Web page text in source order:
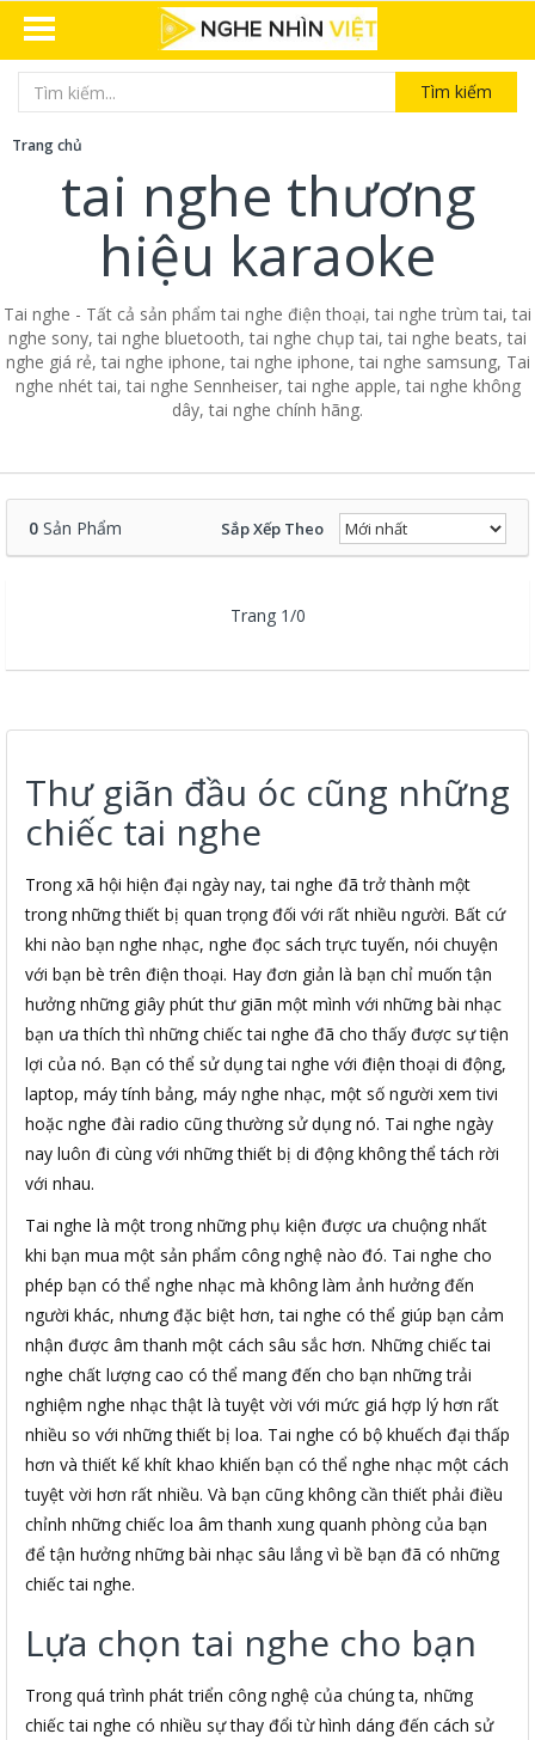
Tìm kiếm
Trang chủ
tai nghe thương
hiệu karaoke
Tai nghe - Tất cả sản phẩm tai nghe điện thoại, tai nghe trùm tai, tai
nghe sony, tai nghe bluetooth, tai nghe chụp tai, tai nghe beats, tai
nghe giá rẻ, tai nghe iphone, tai nghe iphone, tai nghe samsung, Tai
nghe nhét tai, tai nghe Sennheiser, tai nghe apple, tai nghe không
dây, tai nghe chính hãng.
0 Sản Phẩm Sắp Xếp Theo
Trang 1/0
Thư giãn đầu óc cũng những
chiếc tai nghe
Trong xã hội hiện đại ngày nay, tai nghe đã trở thành một
trong những thiết bị quan trọng đối với rất nhiều người. Bất cứ
khi nào bạn nghe nhạc, nghe đọc sách trực tuyến, nói chuyện
với bạn bè trên điện thoại. Hay đơn giản là bạn chỉ muốn tận
hưởng những giây phút thư giãn một mình với những bài nhạc
bạn ưa thích thì những chiếc tai nghe đã cho thấy được sự tiện
lợi của nó. Bạn có thể sử dụng tai nghe với điện thoại di động,
laptop, máy tính bảng, máy nghe nhạc, một số người xem tivi
hoặc nghe đài radio cũng thường sử dụng nó. Tai nghe ngày
nay luôn đi cùng với những thiết bị di động không thể tách rời
với nhau.
Tai nghe là một trong những phụ kiện được ưa chuộng nhất
khi bạn mua một sản phẩm công nghệ nào đó. Tai nghe cho
phép bạn có thể nghe nhạc mà không làm ảnh hưởng đến
người khác, nhưng đặc biệt hơn, tai nghe có thể giúp bạn cảm
nhận được âm thanh một cách sâu sắc hơn. Những chiếc tai
nghe chất lượng cao có thể mang đến cho bạn những trải
nghiệm nghe nhạc thật là tuyệt vời với mức giá hợp lý hơn rất
nhiều so với những thiết bị loa. Tai nghe có bộ khuếch đại thấp
hơn và thiết kế khít khao khiến bạn có thể nghe nhạc một cách
tuyệt vời hơn rất nhiều. Và bạn cũng không cần thiết phải điều
chỉnh những chiếc loa âm thanh xung quanh phòng của bạn
để tận hưởng những bài nhạc sâu lắng vì bề bạn đã có những
chiếc tai nghe.
Lựa chọn tai nghe cho bạn
Trong quá trình phát triển công nghệ của chúng ta, những
chiếc tai nghe có nhiều sự thay đổi từ hình dáng đến cách sử